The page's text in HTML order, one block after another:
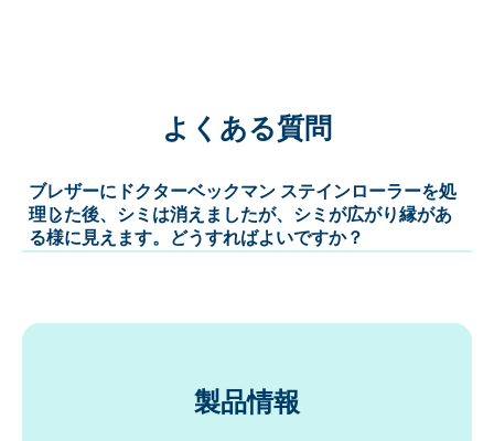
よくある質問
ブレザーにドクターベックマン ステインローラーを処
理した後、シミは消えましたが、シミが広がり縁があ
る様に見えます。どうすればよいですか？
製品情報